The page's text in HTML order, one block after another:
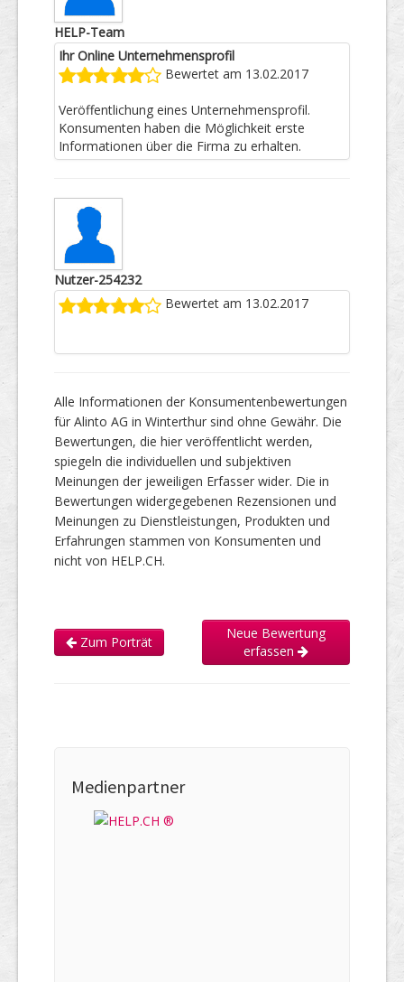
HELP-Team
Ihr Online Unternehmensprofil
Bewertet am 13.02.2017
Veröffentlichung eines Unternehmensprofil.
Konsumenten haben die Möglichkeit erste
Informationen über die Firma zu erhalten.
Nutzer-254232
Bewertet am 13.02.2017
Alle Informationen der Konsumentenbewertungen
für Alinto AG in Winterthur sind ohne Gewähr. Die
Bewertungen, die hier veröffentlicht werden,
spiegeln die individuellen und subjektiven
Meinungen der jeweiligen Erfasser wider. Die in
Bewertungen widergegebenen Rezensionen und
Meinungen zu Dienstleistungen, Produkten und
Erfahrungen stammen von Konsumenten und
nicht von HELP.CH.
Zum Porträt
Neue Bewertung
erfassen
Medienpartner